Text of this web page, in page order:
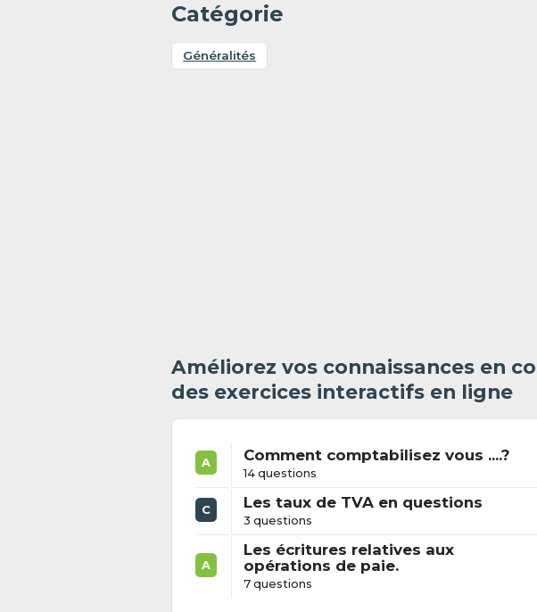
Catégorie
Généralités
Améliorez vos connaissances en
des exercices interactifs en ligne
A Comment comptabilisez vous ....?
14 questions
C Les taux de TVA en questions
3 questions
A
Les écritures relatives aux
opérations de paie.
7 questions